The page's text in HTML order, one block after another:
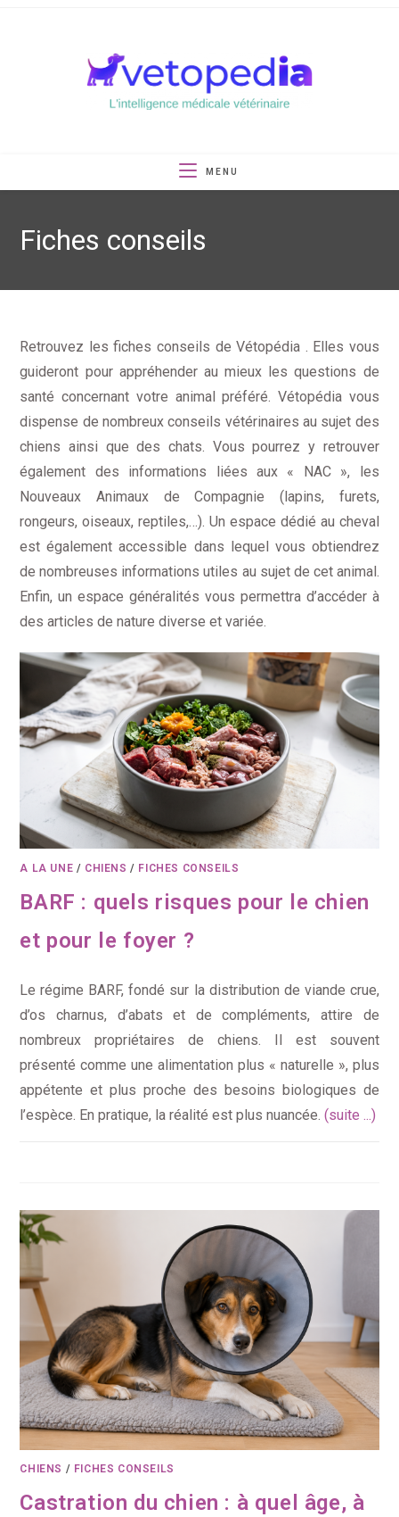
MENU
Fiches conseils
Retrouvez les fiches conseils de Vétopédia . Elles vous
guideront pour appréhender au mieux les questions de
santé concernant votre animal préféré. Vétopédia vous
dispense de nombreux conseils vétérinaires au sujet des
chiens ainsi que des chats. Vous pourrez y retrouver
également des informations liées aux « NAC », les
Nouveaux Animaux de Compagnie (lapins, furets,
rongeurs, oiseaux, reptiles,…). Un espace dédié au cheval
est également accessible dans lequel vous obtiendrez
de nombreuses informations utiles au sujet de cet animal.
Enfin, un espace généralités vous permettra d’accéder à
des articles de nature diverse et variée.
A LA UNE / CHIENS / FICHES CONSEILS
BARF : quels risques pour le chien
et pour le foyer ?
Le régime BARF, fondé sur la distribution de viande crue,
d’os charnus, d’abats et de compléments, attire de
nombreux propriétaires de chiens. Il est souvent
présenté comme une alimentation plus « naturelle », plus
appétente et plus proche des besoins biologiques de
l’espèce. En pratique, la réalité est plus nuancée.(suite ...)
CHIENS / FICHES CONSEILS
Castration du chien : à quel âge, à